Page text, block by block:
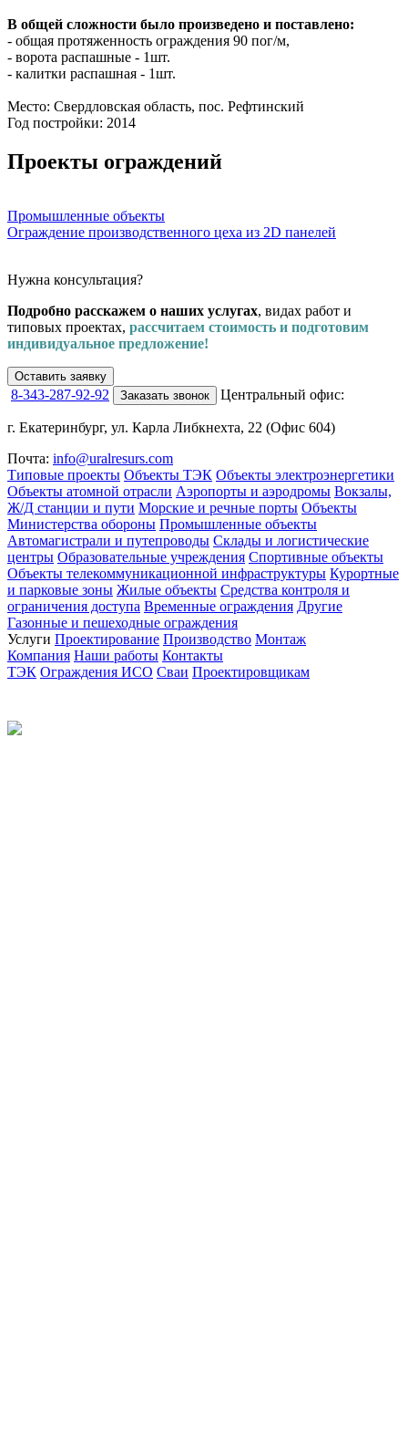
В общей сложности было произведено и поставлено:
- общая протяженность ограждения 90 пог/м,
- ворота распашные - 1шт.
- калитки распашная - 1шт.
Место: Свердловская область, пос. Рефтинский
Год постройки: 2014
Проекты ограждений
Промышленные объекты
Ограждение производственного цеха из 2D панелей
Нужна консультация?
Подробно расскажем о наших услугах, видах работ и
типовых проектах, рассчитаем стоимость и подготовим
индивидуальное предложение!
Оставить заявку
8-343-287-92-92 Заказать звонок Центральный офис:
г. Екатеринбург, ул. Карла Либкнехта, 22 (Офис 604)
Почта: info@uralresurs.com
Типовые проекты Объекты ТЭК Объекты электроэнергетики
Объекты атомной отрасли Аэропорты и аэродромы Вокзалы,
Ж/Д станции и пути Морские и речные порты Объекты
Министерства обороны Промышленные объекты
Автомагистрали и путепроводы Склады и логистические
центры Образовательные учреждения Спортивные объекты
Объекты телекоммуникационной инфраструктуры Курортные
и парковые зоны Жилые объекты Средства контроля и
ограничения доступа Временные ограждения Другие
Газонные и пешеходные ограждения
Услуги Проектирование Производство Монтаж
Компания Наши работы Контакты
ТЭК Ограждения ИСО Сваи Проектировщикам